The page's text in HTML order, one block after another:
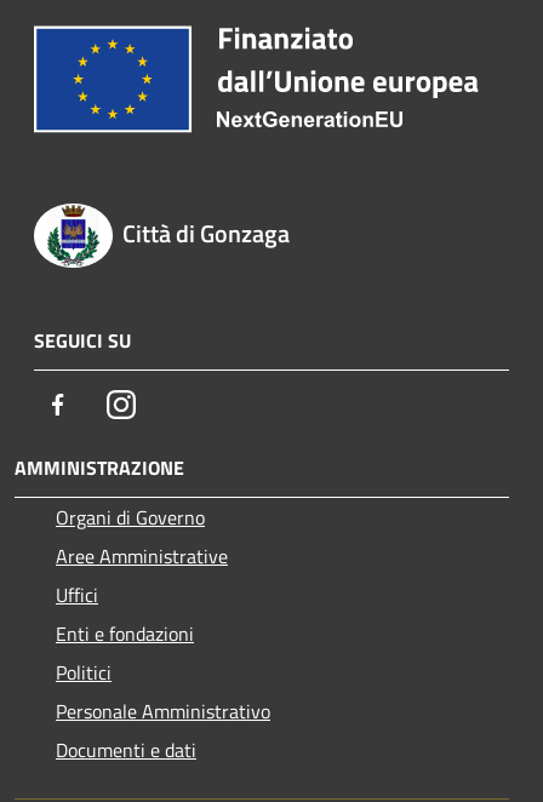
Città di Gonzaga
SEGUICI SU
FacebookInstagram
AMMINISTRAZIONE
Organi di Governo
Aree Amministrative
Uffici
Enti e fondazioni
Politici
Personale Amministrativo
Documenti e dati